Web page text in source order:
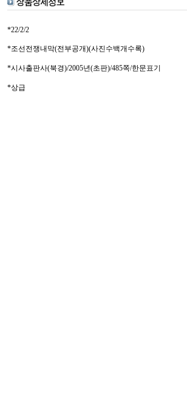
*22/2/2
*조선전쟁내막(전부공개)(사진수백개수록)
*시사출판사(북경)/2005년(초판)/485쪽/한문표기
*상급